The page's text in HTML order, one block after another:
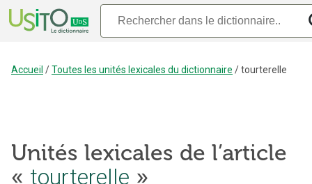
Accueil /Toutes les unités lexicales du dictionnaire /tourterelle
Unités lexicales de l’article
« tourterelle »